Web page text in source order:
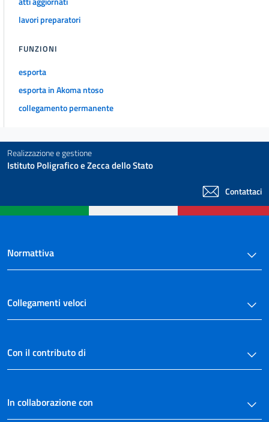
lavori preparatori
FUNZIONI
esporta
esporta in Akoma ntoso
collegamento permanente
Realizzazione e gestione
Istituto Poligrafico e Zecca dello Stato
Contattaci
Normattiva
Collegamenti veloci
Con il contributo di
In collaborazione con